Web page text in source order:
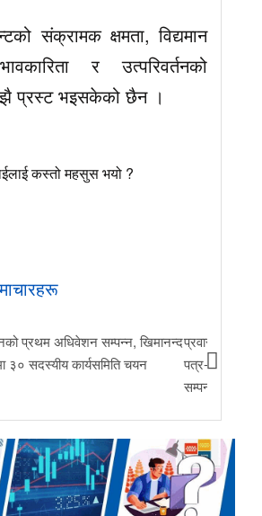
संक्रामक क्षमता, विद्यमान
र उत्परिवर्तनको
प्रस्ट भइसकेको छैन ।
कस्तो महसुस भयो ?
प्रथम अधिवेशन सम्पन्न, खिमानन्द
३० सदस्यीय कार्यसमिति चयन
प्रवास र
पत्र-२०२६
सम्पन्न